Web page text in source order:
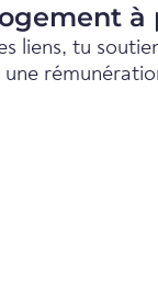
à
liens, tu